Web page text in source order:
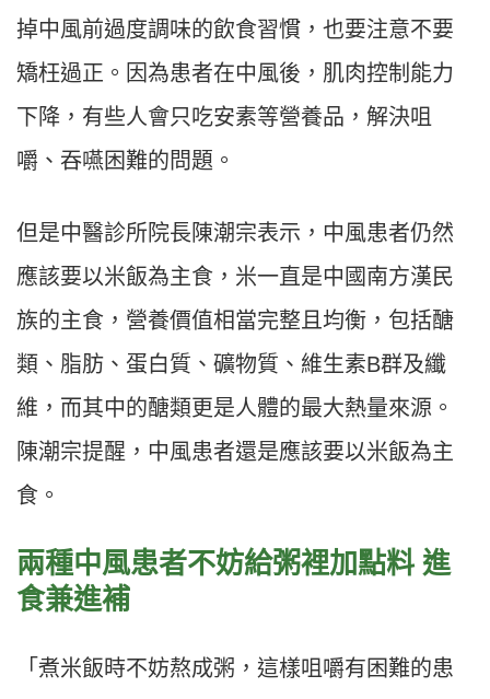
掉中風前過度調味的飲食習慣，也要注意不要
矯枉過正。因為患者在中風後，肌肉控制能力
下降，有些人會只吃安素等營養品，解決咀
嚼、吞嚥困難的問題。
但是中醫診所院長陳潮宗表示，中風患者仍然
應該要以米飯為主食，米一直是中國南方漢民
族的主食，營養價值相當完整且均衡，包括醣
類、脂肪、蛋白質、礦物質、維生素B群及纖
維，而其中的醣類更是人體的最大熱量來源。
陳潮宗提醒，中風患者還是應該要以米飯為主
食。
兩種中風患者不妨給粥裡加點料 進
食兼進補
「煮米飯時不妨熬成粥，這樣咀嚼有困難的患